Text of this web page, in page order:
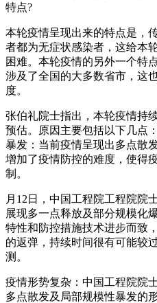
特点?
本轮疫情呈现出来的特点是，
者都为无症状感染者，这给本
困难。本轮疫情的另外一个特
涉及了全国的大多数省市，这
度。
张伯礼院士指出，本轮疫情持
预估。原因主要包括以下几点
暴发：当前疫情呈现出多点散
增加了疫情防控的难度，使得
制。
月12日，中国工程院工程院院
展现多一点释放及部分规模化
特性和防控措施技术进步而致
的返弹，持续时间很有可能较
测。
疫情形势复杂：中国工程院院
多点散发及局部规模性暴发的